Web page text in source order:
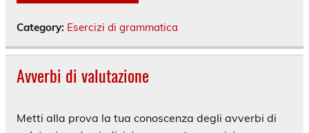
Category: Esercizi di grammatica
Avverbi di valutazione
Metti alla prova la tua conoscenza degli avverbi di